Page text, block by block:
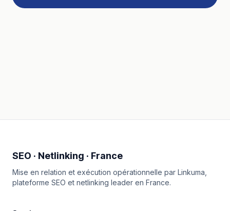
SEO · Netlinking · France
Mise en relation et exécution opérationnelle par Linkuma
plateforme SEO et netlinking leader en France.